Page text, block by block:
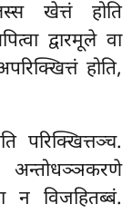
खेत्तं होति
द्वारमूले वा
होति,
अन्तोधञ्ञकरणे
न विजहितब्बं.